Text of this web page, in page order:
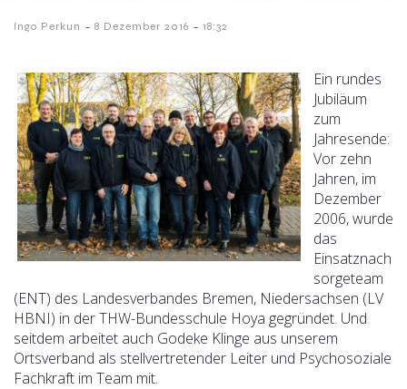
Ingo Perkun - 8 Dezember 2016 - 18:32
Ein rundes
Jubiläum
zum
Jahresende:
Vor zehn
Jahren, im
Dezember
2006, wurde
das
Einsatznach
sorgeteam
(ENT) des Landesverbandes Bremen, Niedersachsen (LV
HBNI) in der THW-Bundesschule Hoya gegründet. Und
seitdem arbeitet auch Godeke Klinge aus unserem
Ortsverband als stellvertretender Leiter und Psychosoziale
Fachkraft im Team mit.